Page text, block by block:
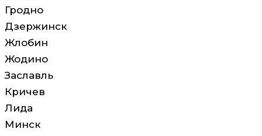
Гродно
Дзержинск
Жлобин
Жодино
Заславль
Кричев
Лида
Минск